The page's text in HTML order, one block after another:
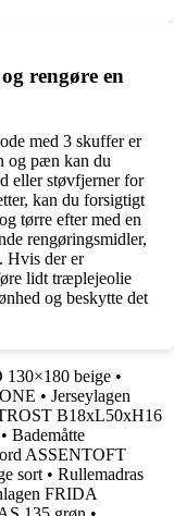
rengøre en
med 3 skuffer er
og pæn kan du
eller støvfjerner for
kan du forsigtigt
tørre efter med en
rengøringsmidler,
Hvis der er
lidt træplejeolie
og beskytte det
beige •
• Jerseylagen
B18xL50xH16
Bademåtte
ASSENTOFT
sort • Rullemadras
FRIDA